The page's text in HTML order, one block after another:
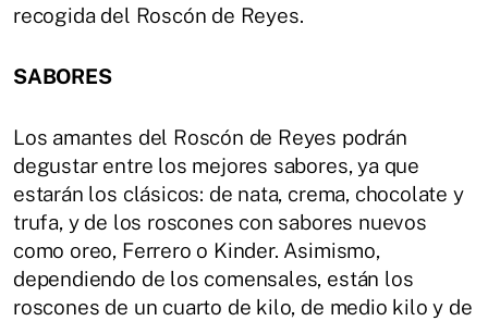
recogida del Roscón de Reyes.
SABORES
Los amantes del Roscón de Reyes podrán
degustar entre los mejores sabores, ya que
estarán los clásicos: de nata, crema, chocolate y
trufa, y de los roscones con sabores nuevos
como oreo, Ferrero o Kinder. Asimismo,
dependiendo de los comensales, están los
roscones de un cuarto de kilo, de medio kilo y de